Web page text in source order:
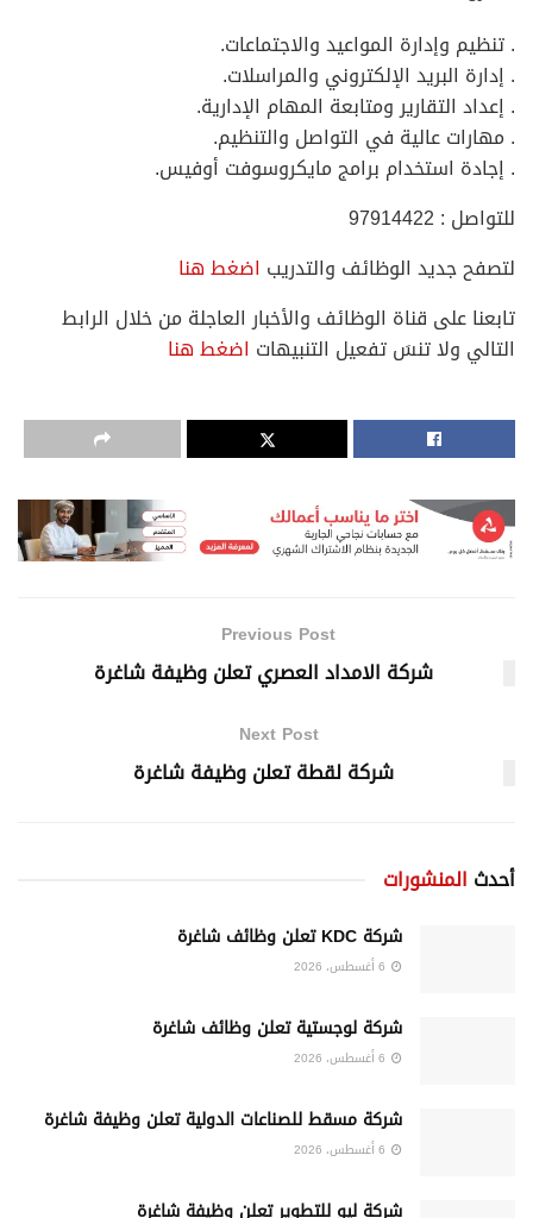
. تنظيم وإدارة المواعيد والاجتماعات.
. إدارة البريد الإلكتروني والمراسلات.
. إعداد التقارير ومتابعة المهام الإدارية.
. مهارات عالية في التواصل والتنظيم.
. إجادة استخدام برامج مايكروسوفت أوفيس.
للتواصل : 97914422
لتصفح جديد الوظائف والتدريب اضغط هنا
تابعنا على قناة الوظائف والأخبار العاجلة من خلال الرابط
التالي ولا تنسَ تفعيل التنبيهات اضغط هنا
Previous Post
شركة الامداد العصري تعلن وظيفة شاغرة
Next Post
شركة لقطة تعلن وظيفة شاغرة
أحدث المنشورات
شركة KDC تعلن وظائف شاغرة
شركة لوجستية تعلن وظائف شاغرة
شركة مسقط للصناعات الدولية تعلن وظيفة شاغرة